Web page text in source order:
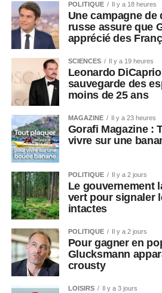
POLITIQUE Il y a 18 heures
Une campagne
russe assure que
apprécié des
SCIENCES Il y a 19 heures
Leonardo
sauvegarde des
moins de 25 ans
MAGAZINE Il y a 23 heures
Gorafi Magazine :
vivre sur une
POLITIQUE Il y a 2 jours
Le gouvernement
vert pour signaler
intactes
POLITIQUE Il y a 2 jours
Pour gagner en
Glucksmann
crousty
LOISIRS Il y a 3 jours